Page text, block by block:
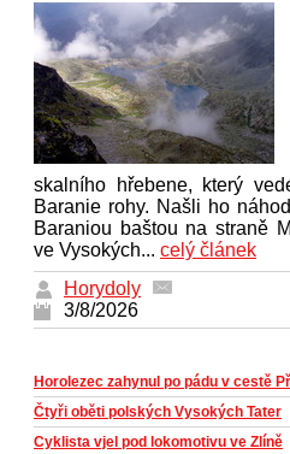
skalního hřebene, který
Baranie rohy. Našli ho
Baraniou baštou na straně
ve Vysokých... celý článek
Horydoly
3/8/2026
Horolezec zahynul po pádu v cestě
Čtyři oběti polských Vysokých Tater
Cyklista vjel pod lokomotivu ve Zlíně